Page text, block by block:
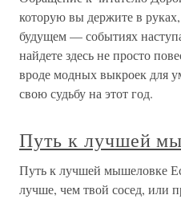
которую вы держите в
будущем — событиях
найдете здесь не просто
вроде модных выкроек для
свою судьбу на этот год.
Путь к лучшей
Путь к лучшей мышеловке
лучше, чем твой сосед, или